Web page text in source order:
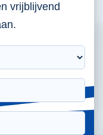
vrijblijvend